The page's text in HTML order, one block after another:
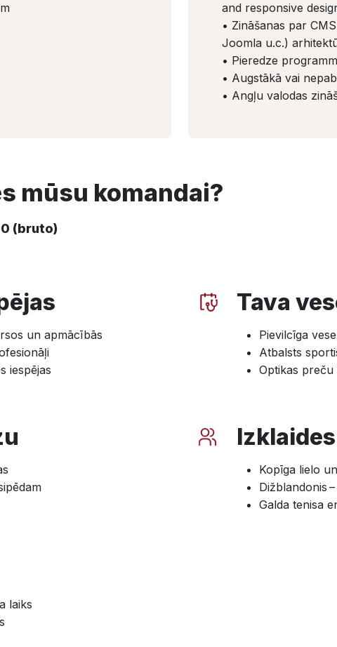
and responsive
• Zināšanas par
Joomla u.c.)
• Pieredze
• Augstākā vai
• Angļu valodas
mūsu komandai?
(bruto)
un apmācībās
iespējas
Tava
Pievilcīga
Atbalsts
Optikas preču
Kopīga lielo
Dižblandonis
Galda tenisa
laiks